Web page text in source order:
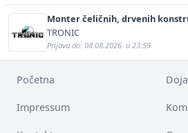
Monter čeličnih, drvenih
panela (m/ž)
TRONIC
Prijava do: 08.08.2026. u 23:59
Početna
Impressum